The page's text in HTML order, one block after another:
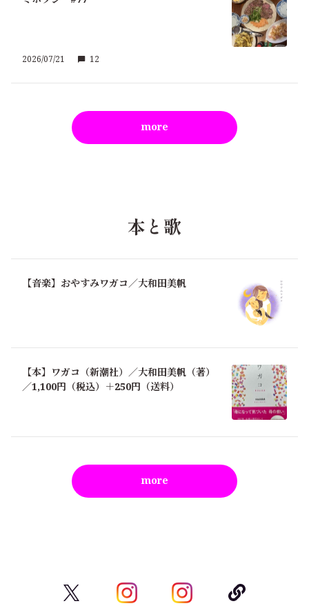
2026/07/21 12
more
本と歌
【音楽】おやすみワガコ／大和田美帆
【本】ワガコ（新潮社）／大和田美帆（著）
／1,100円（税込）＋250円（送料）
more